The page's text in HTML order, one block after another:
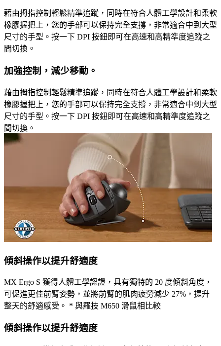
藉由拇指控制輕鬆精準追蹤，同時在符合人體工學設計和柔軟
橡膠握把上，您的手部可以保持完全支撐，非常適合中到大型
尺寸的手型。按一下 DPI 按鈕即可在高速和高精準度追蹤之
間切換。
加強控制，減少移動。
藉由拇指控制輕鬆精準追蹤，同時在符合人體工學設計和柔軟
橡膠握把上，您的手部可以保持完全支撐，非常適合中到大型
尺寸的手型。按一下 DPI 按鈕即可在高速和高精準度追蹤之
間切換。
傾斜操作以提升舒適度
MX Ergo S 獲得人體工學認證，具有獨特的 20 度傾斜角度，
可促進更佳前臂姿勢，並將前臂的肌肉疲勞減少 27%，提升
整天的舒適感受。 * 與羅技 M650 滑鼠相比較
傾斜操作以提升舒適度